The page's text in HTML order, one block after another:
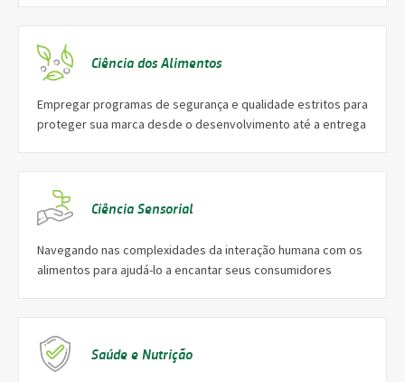
Ciência dos Alimentos
Empregar programas de segurança e qualidade estritos para
proteger sua marca desde o desenvolvimento até a entrega
Ciência Sensorial
Navegando nas complexidades da interação humana com os
alimentos para ajudá-lo a encantar seus consumidores
Saúde e Nutrição